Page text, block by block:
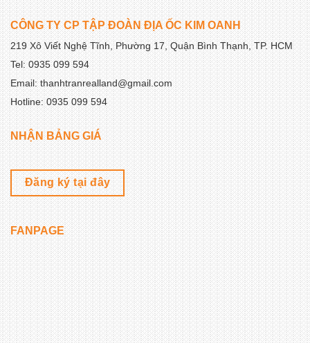
CÔNG TY CP TẬP ĐOÀN ĐỊA ỐC KIM OANH
219 Xô Viết Nghệ Tĩnh, Phường 17, Quận Bình Thạnh, TP. HCM
Tel: 0935 099 594
Email: thanhtranrealland@gmail.com
Hotline: 0935 099 594
NHẬN BẢNG GIÁ
Đăng ký tại đây
FANPAGE